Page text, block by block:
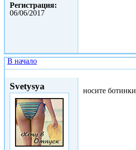
Регистрация:
06/06/2017
В начало
Svetysya носите ботинки